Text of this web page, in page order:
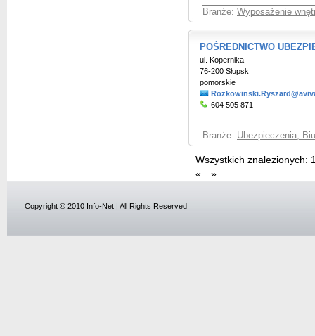
Branże: Wyposażenie
POŚREDNICTWO
ul. Kopernika
76-200 Słupsk
pomorskie
604 505 871
Branże: Ubezpieczenia,
Wszystkich znalezionych:
«
»
Copyright © 2010 Info-Net | All Rights Reserved